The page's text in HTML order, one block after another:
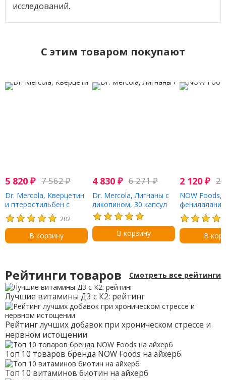
исследований.
C этим товаром покупают
5 820 ₽ 7 562₽
Dr. Mercola, Кверцетин
и птеростильбен с
усовершенствованной
рецептурой, 60 капсул
202
В корзину
4 830 ₽ 6 271₽
Dr. Mercola, Лигнаны с
ликопином, 30 капсул
В корзину
2 120 ₽ 2
NOW Foods,
120
капсул
В
Рейтинги товаров Смотреть все рейтинги
Лучшие витамины Д3 с К2: рейтинг
Рейтинг лучших добавок при хроническом стрессе и
нервном истощении
Топ 10 товаров бренда NOW Foods на айхерб
Топ 10 витаминов биотин на айхерб